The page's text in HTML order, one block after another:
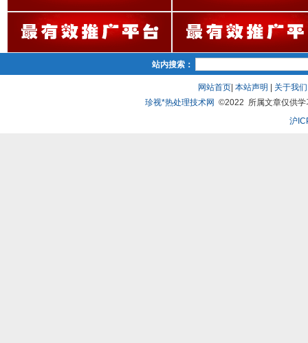
站内搜索：
网站首页| 本站声明 关于我们
珍视*热处理技术网 ©2022 所属文章仅供学
沪